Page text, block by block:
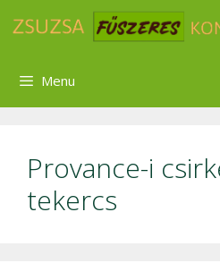
Menu
Provance-i
tekercs